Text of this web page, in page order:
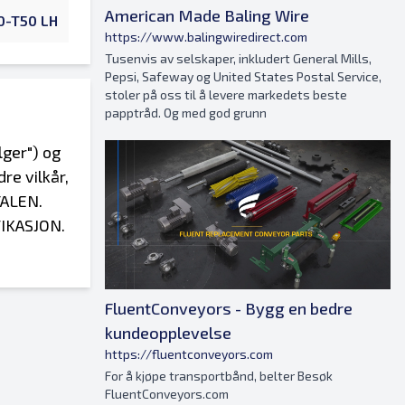
T50 LH
Alle fakturaer og disse vilkårene skal tolkes i henhold til lovene i staten Illinois. Partene er enige om at spillested for ethvert krav eller kontrovers som oppstår eller relaterer seg til fakturaer, disse vilkårene og betingelsene eller ytelsen eller bruddet på disse skal eksklusivt legges og begrenses til kretsretten i det attende rettsdistriktet i Du Page County, Illinois. SKATTER. Alle avgifter som vurderes i en hvilken som helst bestilling, er kjøperens ansvar, inkludert, men ikke begrenset til, lokale og regionale merverdiavgifter og personlig eiendomsskatt, eller hvis det er aktuelt, er kjøper å gi selgeren et gyldig skattefritakssertifikat. I tilfelle kjøperen ikke betaler skatten elle
American Made Baling Wire
https://www.balingwiredirect.com
Tusenvis av selskaper, inkludert General Mills,
Pepsi, Safeway og United States Postal Service,
stoler på oss til å levere markedets beste
papptråd. Og med god grunn
FluentConveyors - Bygg en bedre
kundeopplevelse
https://fluentconveyors.com
For å kjøpe transportbånd, belter Besøk
FluentConveyors.com